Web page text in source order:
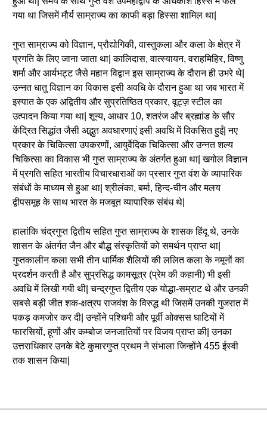
गया था जिसमें मौर्य साम्राज्य का काफी बड़ा हिस्सा शामिल था|
गुप्त साम्राज्य को विज्ञान, प्रौद्योगिकी, वास्तुकला और कला के क्षेत्र में
प्रगति के लिए जाना जाता था| कालिदास, वात्स्यायन, वराहमिहिर, विष्णु
शर्मा और आर्यभट्ट जैसे महान विद्वान इस साम्राज्य के दौरान ही उभरे थे|
उन्नत धातु विज्ञान का विकास इसी अवधि के दौरान हुआ था जब भारत में
इस्पात के एक अद्वितीय और सुप्रतिष्ठित प्रकार, वूट्ज़ स्टील का
उत्पादन किया गया था| शून्य, आधार 10, शतरंज और ब्रह्मांड के सौर
केंद्रित सिद्धांत जैसी अद्भुत अवधारणाएं इसी अवधि में विकसित हुईं| नए
प्रकार के चिकित्सा उपकरणों, आयुर्वेदिक चिकित्सा और उन्नत शल्य
चिकित्सा का विकास भी गुप्त साम्राज्य के अंतर्गत हुआ था| खगोल विज्ञान
में प्रगति सहित भारतीय विचारधाराओं का प्रसार गुप्त वंश के व्यापारिक
संबंधों के माध्यम से हुआ था| श्रीलंका, बर्मा, हिन्द-चीन और मलय
द्वीपसमूह के साथ भारत के मजबूत व्यापारिक संबंध थे|
हालांकि चंद्रगुप्त द्वितीय सहित गुप्त साम्राज्य के शासक हिंदू थे, उनके
शासन के अंतर्गत जैन और बौद्ध संस्कृतियों को समर्थन प्राप्त था|
गुप्तकालीन कला सभी तीन धार्मिक शैलियों की ललित कला के नमूनों का
प्रदर्शन करती है और सुप्रसिद्ध कामसूत्र (प्रेम की कहानी) भी इसी
अवधि में लिखी गयी थी| चन्द्रगुप्त द्वितीय एक योद्धा-सम्राट थे और उनकी
सबसे बड़ी जीत शक-क्षत्रप राजवंश के विरुद्ध थी जिसमें उनकी गुजरात में
पकड़ कमजोर कर दी| उन्होंने पश्चिमी और पूर्वी ओक्सस घाटियों में
फारसियों, हूणों और कम्बोज जनजातियों पर विजय प्राप्त की| उनका
उत्तराधिकार उनके बेटे कुमारगुप्त प्रथम ने संभाला जिन्होंने 455 ईस्वी
तक शासन किया|